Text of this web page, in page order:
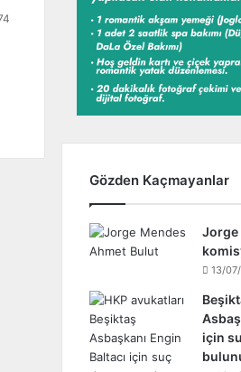
Gözden Kaçmayanlar
Jorge
13/
için